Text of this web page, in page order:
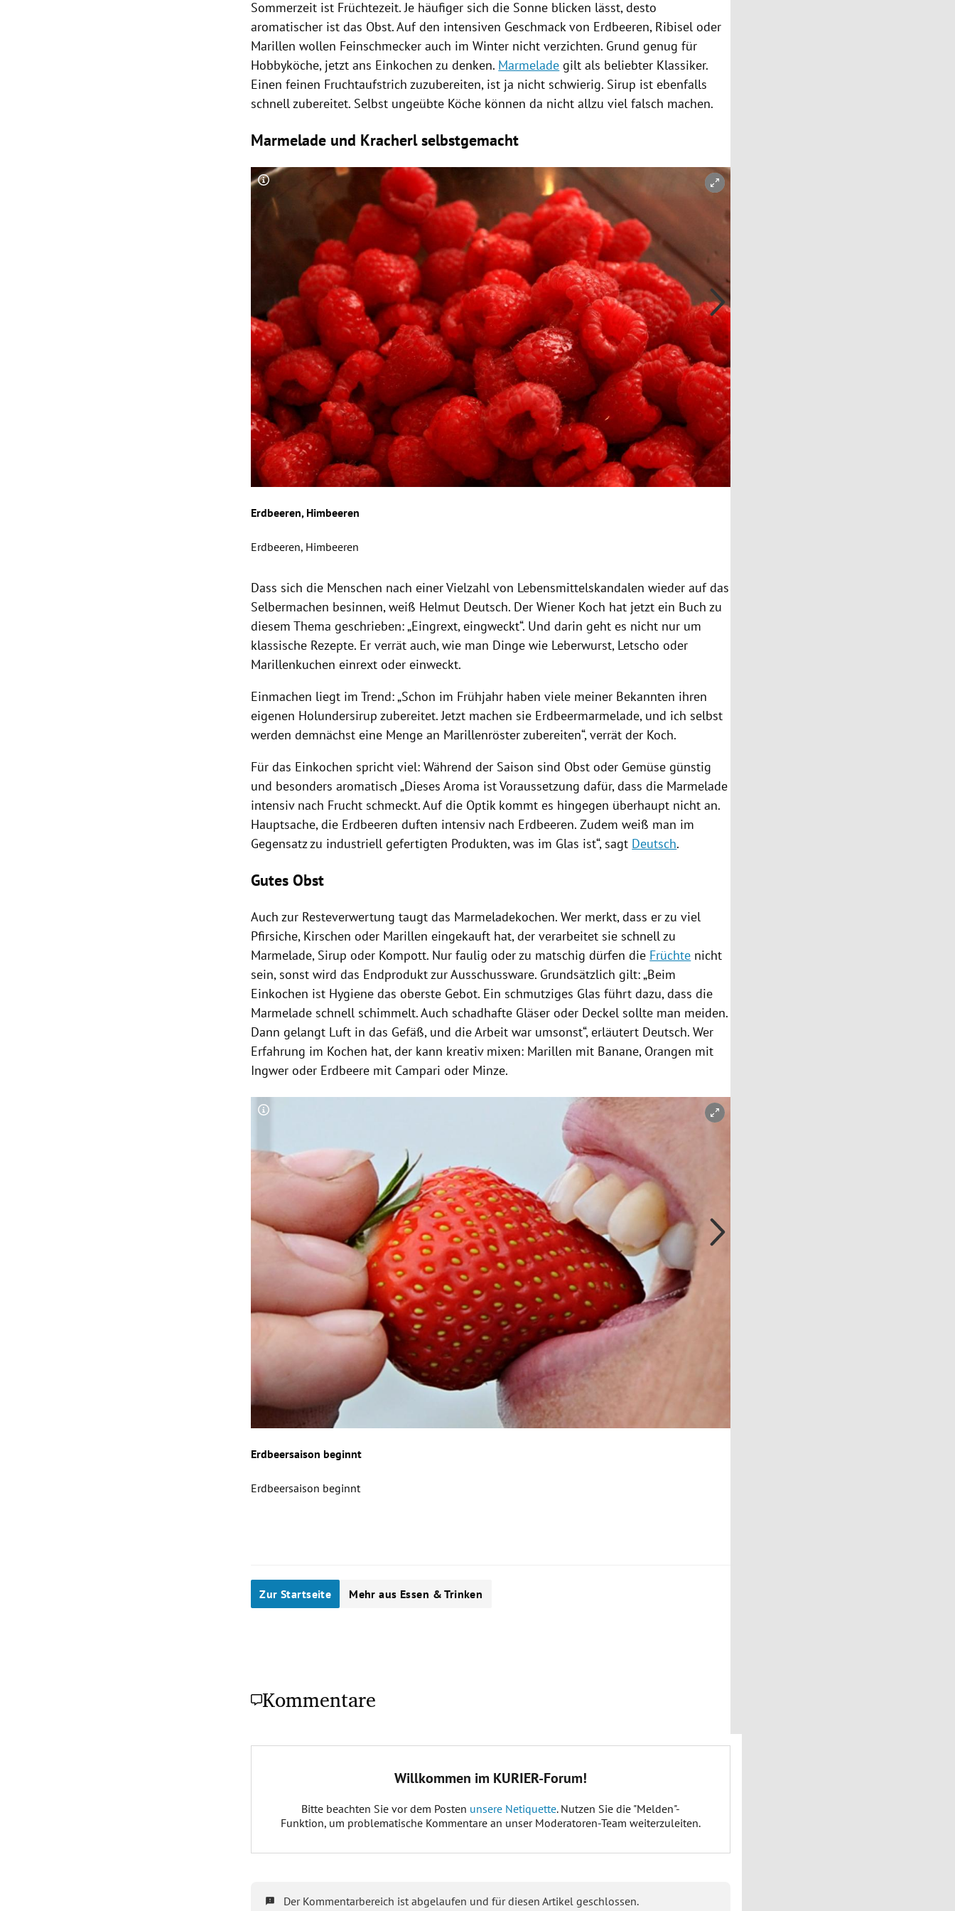
Sommerzeit ist Früchtezeit. Je häufiger sich die Sonne blicken lässt, desto
aromatischer ist das Obst. Auf den intensiven Geschmack von Erdbeeren, Ribisel oder
Marillen wollen Feinschmecker auch im Winter nicht verzichten. Grund genug für
Hobbyköche, jetzt ans Einkochen zu denken. Marmelade gilt als beliebter Klassiker.
Einen feinen Fruchtaufstrich zuzubereiten, ist ja nicht schwierig. Sirup ist ebenfalls
schnell zubereitet. Selbst ungeübte Köche können da nicht allzu viel falsch machen.
Marmelade und Kracherl selbstgemacht
Copyright-Hinweis öffnen/schließen
Erdbeeren, Himbeeren
Erdbeeren, Himbeeren
Dass sich die Menschen nach einer Vielzahl von Lebensmittelskandalen wieder auf das
Selbermachen besinnen, weiß Helmut Deutsch. Der Wiener Koch hat jetzt ein Buch zu
diesem Thema geschrieben: „Eingrext, eingweckt“. Und darin geht es nicht nur um
klassische Rezepte. Er verrät auch, wie man Dinge wie Leberwurst, Letscho oder
Marillenkuchen einrext oder einweckt.
Einmachen liegt im Trend: „Schon im Frühjahr haben viele meiner Bekannten ihren
eigenen Holundersirup zubereitet. Jetzt machen sie Erdbeermarmelade, und ich selbst
werden demnächst eine Menge an Marillenröster zubereiten“, verrät der Koch.
Für das Einkochen spricht viel: Während der Saison sind Obst oder Gemüse günstig
und besonders aromatisch „Dieses Aroma ist Voraussetzung dafür, dass die Marmelade
intensiv nach Frucht schmeckt. Auf die Optik kommt es hingegen überhaupt nicht an.
Hauptsache, die Erdbeeren duften intensiv nach Erdbeeren. Zudem weiß man im
Gegensatz zu industriell gefertigten Produkten, was im Glas ist“, sagt Deutsch.
Gutes Obst
Auch zur Resteverwertung taugt das Marmeladekochen. Wer merkt, dass er zu viel
Pfirsiche, Kirschen oder Marillen eingekauft hat, der verarbeitet sie schnell zu
Marmelade, Sirup oder Kompott. Nur faulig oder zu matschig dürfen die Früchte nicht
sein, sonst wird das Endprodukt zur Ausschussware. Grundsätzlich gilt: „Beim
Einkochen ist Hygiene das oberste Gebot. Ein schmutziges Glas führt dazu, dass die
Marmelade schnell schimmelt. Auch schadhafte Gläser oder Deckel sollte man meiden.
Dann gelangt Luft in das Gefäß, und die Arbeit war umsonst“, erläutert Deutsch. Wer
Erfahrung im Kochen hat, der kann kreativ mixen: Marillen mit Banane, Orangen mit
Ingwer oder Erdbeere mit Campari oder Minze.
Copyright-Hinweis öffnen/schließen
Erdbeersaison beginnt
Erdbeersaison beginnt
Erdbeeren
Zur Startseite Mehr aus Essen & Trinken
Kommentare